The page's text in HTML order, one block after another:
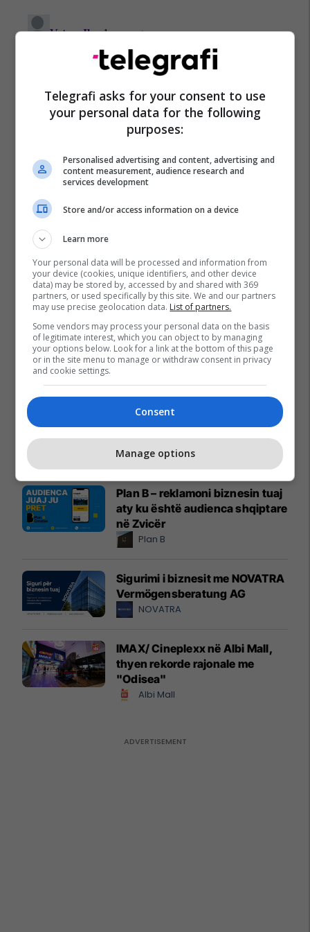
Promo Reklamo këtu
pushime pranë detit
Edil Project
Plan B – reklamoni biznesin tuaj
aty ku është audienca shqiptare
në Zvicër
Plan B
Sigurimi i biznesit me NOVATRA
Vermögensberatung AG
NOVATRA
IMAX/ Cineplexx në Albi Mall,
thyen rekorde rajonale me
"Odisea"
Albi Mall
Telegrafi asks for your consent to use
your personal data for the following
purposes:
Personalised advertising and content, advertising and
content measurement, audience research and
services development
Store and/or access information on a device
Learn more
Your personal data will be processed and information from
your device (cookies, unique identifiers, and other device
data) may be stored by, accessed by and shared with 369
partners, or used specifically by this site. We and our partners
may use precise geolocation data. List of partners.
Some vendors may process your personal data on the basis
of legitimate interest, which you can object to by managing
your options below. Look for a link at the bottom of this page
or in the site menu to manage or withdraw consent in privacy
and cookie settings.
Consent
Manage options